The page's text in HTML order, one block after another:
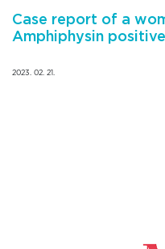
Case report of a
Amphiphysin
2023. 02. 21.